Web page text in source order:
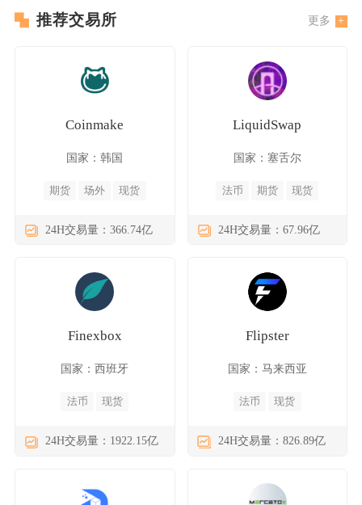
推荐交易所 更多
Coinmake
国家：韩国
期货 场外 现货
24H交易量：366.74亿
LiquidSwap
国家：塞舌尔
法币 期货 现货
24H交易量：67.96亿
Finexbox
国家：西班牙
法币 现货
24H交易量：1922.15亿
Flipster
国家：马来西亚
法币 现货
24H交易量：826.89亿